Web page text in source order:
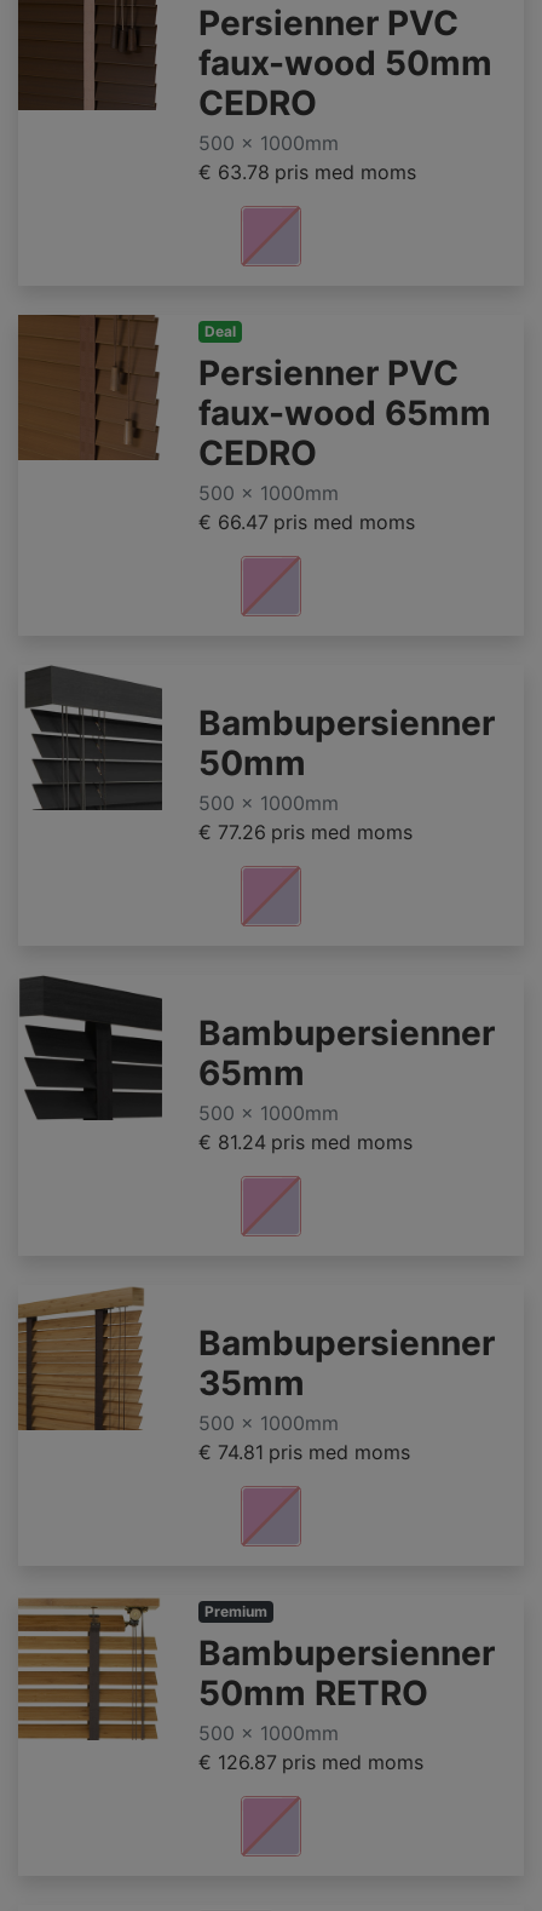
Persienner PVC
faux-wood 50mm
CEDRO
500 x 1000mm
€ 63.78 pris med moms
Deal
Persienner PVC
faux-wood 65mm
CEDRO
500 x 1000mm
€ 66.47 pris med moms
Bambupersienner
50mm
500 x 1000mm
€ 77.26 pris med moms
Bambupersienner
65mm
500 x 1000mm
€ 81.24 pris med moms
Bambupersienner
35mm
500 x 1000mm
€ 74.81 pris med moms
Premium
Bambupersienner
50mm RETRO
500 x 1000mm
€ 126.87 pris med moms